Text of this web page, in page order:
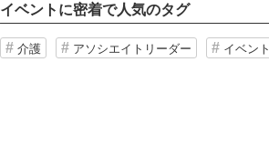
イベントに密着で人気のタグ
介護 アソシエイトリーダー イベント